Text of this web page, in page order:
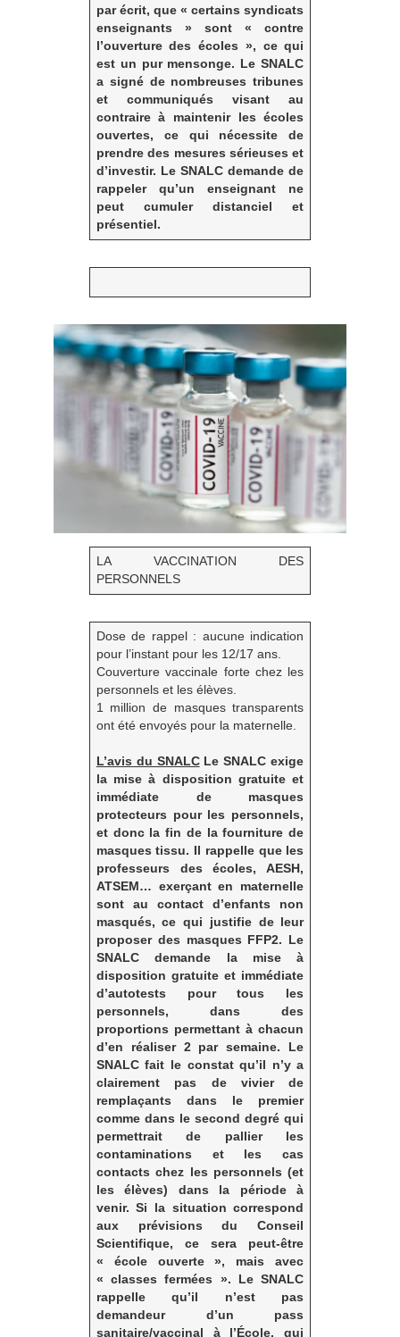
par écrit, que « certains syndicats
enseignants » sont « contre
l’ouverture des écoles », ce qui
est un pur mensonge. Le SNALC
a signé de nombreuses tribunes
et communiqués visant au
contraire à maintenir les écoles
ouvertes, ce qui nécessite de
prendre des mesures sérieuses et
d’investir. Le SNALC demande de
rappeler qu’un enseignant ne
peut cumuler distanciel et
présentiel.
LA VACCINATION DES
PERSONNELS
Dose de rappel : aucune indication
pour l’instant pour les 12/17 ans.
Couverture vaccinale forte chez les
personnels et les élèves.
1 million de masques transparents
ont été envoyés pour la maternelle.
L’avis du SNALC Le SNALC exige
la mise à disposition gratuite et
immédiate de masques
protecteurs pour les personnels,
et donc la fin de la fourniture de
masques tissu. Il rappelle que les
professeurs des écoles, AESH,
ATSEM… exerçant en maternelle
sont au contact d’enfants non
masqués, ce qui justifie de leur
proposer des masques FFP2.
Le
SNALC demande la mise à
disposition gratuite et immédiate
d’autotests pour tous les
personnels, dans des
proportions permettant à chacun
d’en réaliser 2 par semaine.
Le
SNALC fait le constat qu’il n’y a
clairement pas de vivier de
remplaçants dans le premier
comme dans le second degré qui
permettrait de pallier les
contaminations et les cas
contacts chez les personnels (et
les élèves) dans la période à
venir. Si la situation correspond
aux prévisions du Conseil
Scientifique, ce sera peut-être
« école ouverte », mais avec
« classes fermées ».
Le SNALC
rappelle qu’il n’est pas
demandeur d’un pass
sanitaire/vaccinal à l’École, qui